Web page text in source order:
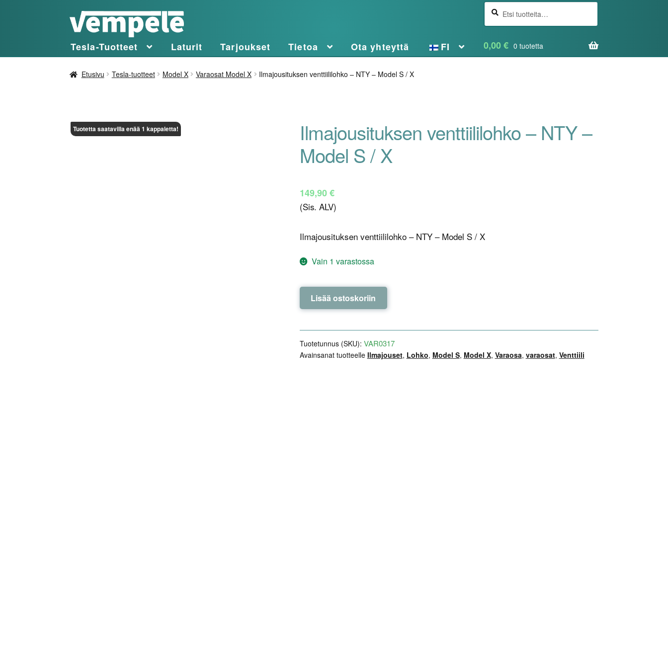
Siirry
Siirry
Etsi
Haku
Tesla-Tuotteet Laturit Tarjoukset Tietoa Ota yhteyttä FI 0,00€ 0 tuotetta
Etusivu Tesla-tuotteet Model X Varaosat Model X Ilmajousituksen venttiililohko – NTY – Model S / X
Tuotetta saatavilla enää 1 kappaletta!
Ilmajousituksen venttiililohko – NTY –
Model S / X
149,90€
(Sis. ALV)
Ilmajousituksen venttiililohko – NTY – Model S / X
Vain 1 varastossa
Ilmajousituksen
venttiililohko
NTY
-
Model
Lisää ostoskoriin
Tuotetunnus (SKU): VAR0317
Avainsanat tuotteelle Ilmajouset, Lohko, Model S, Model X, Varaosa, varaosat, Venttiili